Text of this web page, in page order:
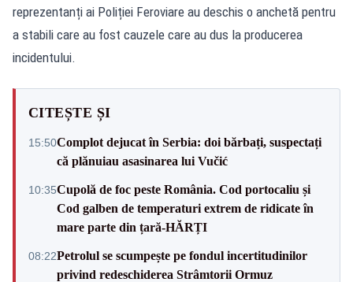
reprezentanți ai Poliției Feroviare au deschis o anchetă pentru
a stabili care au fost cauzele care au dus la producerea
incidentului.
CITEȘTE ȘI
15:50Complot dejucat în Serbia: doi bărbați, suspectați
că plănuiau asasinarea lui Vučić
10:35Cupolă de foc peste România. Cod portocaliu și
Cod galben de temperaturi extrem de ridicate în
mare parte din țară-HĂRȚI
08:22Petrolul se scumpește pe fondul incertitudinilor
privind redeschiderea Strâmtorii Ormuz